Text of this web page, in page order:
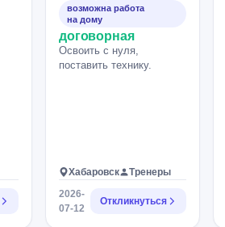
возможна работа
на дому
договорная
Освоить с нуля,
поставить технику.
Хабаровск
Тренеры
2026-
07-12
Откликнуться